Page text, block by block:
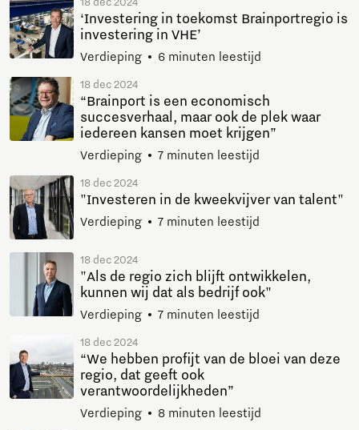
‘Investering in toekomst Brainportregio is
investering in VHE’
Verdieping 6 minuten leestijd
18 dec 2024
“Brainport is een economisch
succesverhaal, maar ook de plek waar
iedereen kansen moet krijgen”
Verdieping 7 minuten leestijd
18 dec 2024
"Investeren in de kweekvijver van talent"
Verdieping 7 minuten leestijd
18 dec 2024
"Als de regio zich blijft ontwikkelen,
kunnen wij dat als bedrijf ook"
Verdieping 7 minuten leestijd
18 dec 2024
“We hebben profijt van de bloei van deze
regio, dat geeft ook
verantwoordelijkheden”
Verdieping 8 minuten leestijd